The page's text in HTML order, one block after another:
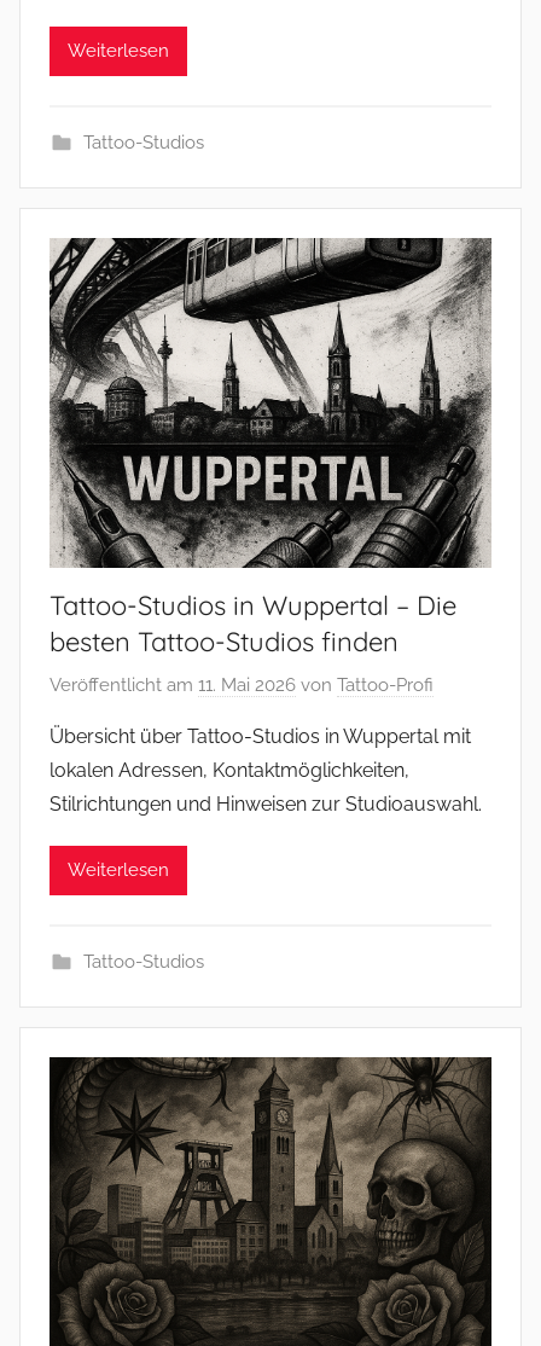
Weiterlesen
Tattoo-Studios
Tattoo-Studios in Wuppertal – Die
besten Tattoo-Studios finden
Veröffentlicht am 11. Mai 2026 von Tattoo-Profi
Übersicht über Tattoo-Studios in Wuppertal mit
lokalen Adressen, Kontaktmöglichkeiten,
Stilrichtungen und Hinweisen zur Studioauswahl.
Weiterlesen
Tattoo-Studios